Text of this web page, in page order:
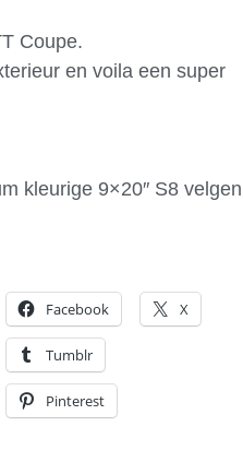
Coupe.
en voila een super
kleurige 9×20″ S8 velgen
Facebook X
Tumblr
Pinterest